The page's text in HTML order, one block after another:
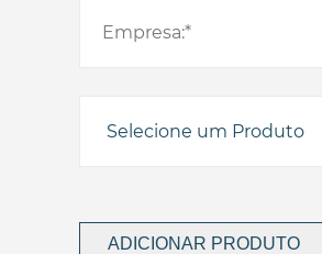
ADICIONAR PRODUTO